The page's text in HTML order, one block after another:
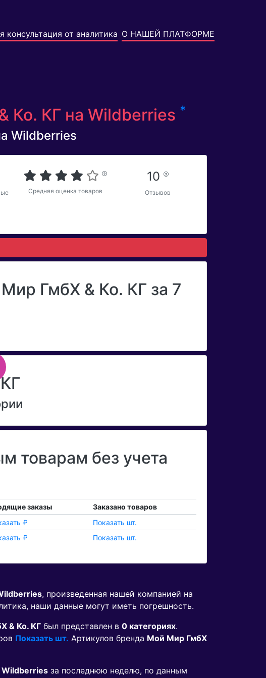
консультация от аналитика О НАШЕЙ ПЛАТФОРМЕ
Ко. КГ на Wildberries *
Wildberries
Средняя оценка товаров
10
Отзывов
ГмбХ & Ко. КГ за 7
товарам без учета
заказы
Заказано товаров
₽
Показать шт.
₽ Показать шт.
, произведенная нашей компанией на
наши данные могут иметь погрешность.
& Ко. КГ был представлен в 0 категориях.
Показать шт. Артикулов бренда Мой Мир ГмбХ
Wildberries за последнюю неделю, по данным